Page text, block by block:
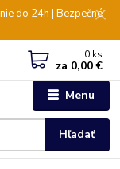
do 24h | Bezpečné
Menu
Hľadať
0 ks
za 0,00 €